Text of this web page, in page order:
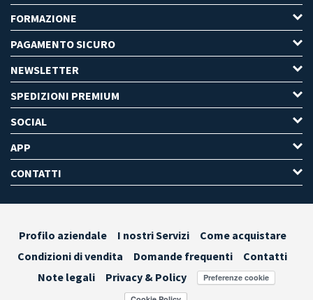
FORMAZIONE
PAGAMENTO SICURO
NEWSLETTER
SPEDIZIONI PREMIUM
SOCIAL
APP
CONTATTI
Profilo aziendale I nostri Servizi
Come acquistare
Condizioni di vendita
Domande frequenti
Contatti
Note legali
Privacy & Policy Preferenze cookie